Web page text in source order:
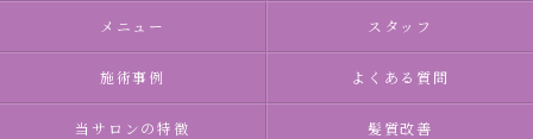
メニュー スタッフ
施術事例 よくある質問
当サロンの特徴 髪質改善